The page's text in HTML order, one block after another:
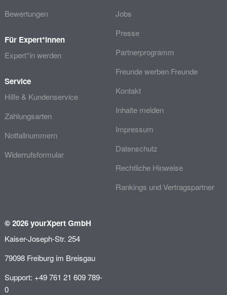
Bewertungen
Für Expert*innen
Expert*in werden
Service
Hilfe & Kundenservice
Zahlungsarten
Notfallnummern
Widerrufsformular
Jobs
Presse
Partnerprogramm
Freunde werben Freunde
Kontakt
Inhalte melden
Impressum
Datenschutz
Rechtliche Hinweise
Rankings und Vertragspartner
© 2026 yourXpert GmbH
Kaiser-Joseph-Str. 254
79098 Freiburg im Breisgau
Support: +49 761 21 609 789-
0